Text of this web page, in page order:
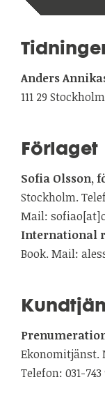
Anders
111 29
Förlaget
Sofia Olsson,
Stockholm.
Mail:
International
Book. Mail:
Ekonomitjänst.
Telefon: 031-